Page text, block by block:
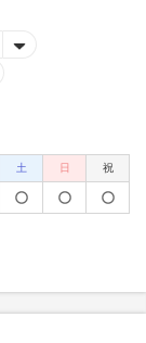
土 日 祝